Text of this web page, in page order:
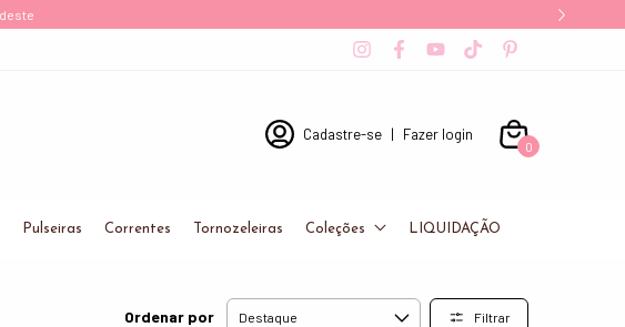
Cadastre-se | Fazer login
0
Pulseiras Correntes Tornozeleiras Coleções LIQUIDAÇÃO
Ordenar por Filtrar